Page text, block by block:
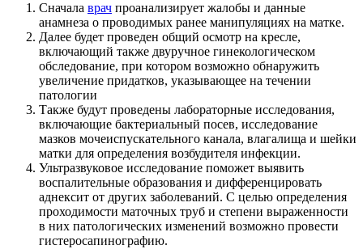
Сначала врач проанализирует жалобы и данные
анамнеза о проводимых ранее манипуляциях на матке.
Далее будет проведен общий осмотр на кресле,
включающий также двуручное гинекологическом
обследование, при котором возможно обнаружить
увеличение придатков, указывающее на течении
патологии
Также будут проведены лабораторные исследования,
включающие бактериальный посев, исследование
мазков мочеиспускательного канала, влагалища и шейки
матки для определения возбудителя инфекции.
Ультразвуковое исследование поможет выявить
воспалительные образования и дифференцировать
аднексит от других заболеваний. С целью определения
проходимости маточных труб и степени выраженности
в них патологических изменений возможно провести
гистеросапинографию.